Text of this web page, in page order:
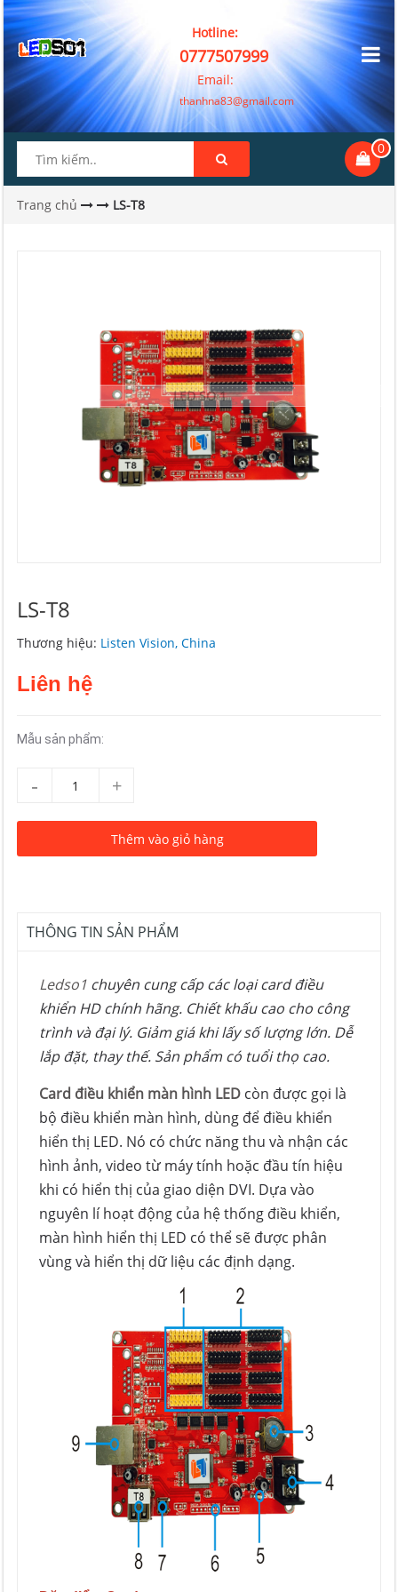
Hotline:
0777507999
Email:
thanhna83@gmail.com
0
Trang chủ LS-T8
LED SO 1
LS-T8
Thương hiệu: Listen Vision, China
Liên hệ
Mẫu sản phẩm:
- +
Thêm vào giỏ hàng
THÔNG TIN SẢN PHẨM
Ledso1 chuyên cung cấp các loại card điều
khiển HD chính hãng. Chiết khấu cao cho công
trình và đại lý. Giảm giá khi lấy số lượng lớn. Dễ
lắp đặt, thay thế. Sản phẩm có tuổi thọ cao.
Card điều khiển màn hình LED còn được gọi là
bộ điều khiển màn hình, dùng để điều khiển
hiển thị LED. Nó có chức năng thu và nhận các
hình ảnh, video từ máy tính hoặc đầu tín hiệu
khi có hiển thị của giao diện DVI. Dựa vào
nguyên lí hoạt động của hệ thống điều khiển,
màn hình hiển thị LED có thể sẽ được phân
vùng và hiển thị dữ liệu các định dạng.